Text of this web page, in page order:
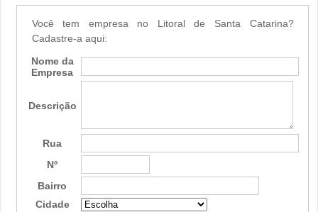
Você tem empresa no Litoral de Santa Catarina?
Cadastre-a aqui:
Nome da
Empresa
Descrição
Rua
Nº
Bairro
Cidade